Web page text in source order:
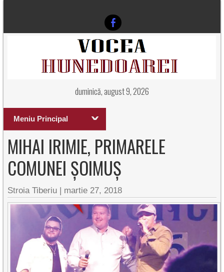
duminică, august 9, 2026
Meniu Principal
MIHAI IRIMIE, PRIMARELE
COMUNEI ȘOIMUȘ
Stroia Tiberiu | martie 27, 2018